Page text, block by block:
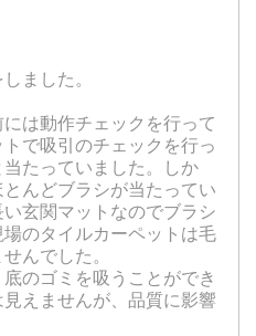
ました。
は動作チェックを行って
で吸引のチェックを行っ
たっていました。しか
んどブラシが当たってい
玄関マットなのでブラシ
のタイルカーペットは毛
んでした。
のゴミを吸うことができ
えませんが、品質に影響